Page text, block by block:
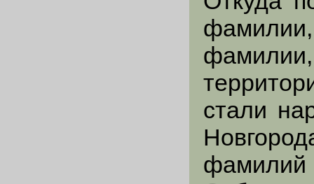
стали